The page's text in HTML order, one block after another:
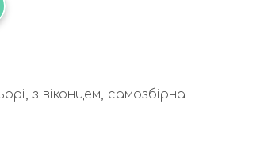
з віконцем, самозбірна